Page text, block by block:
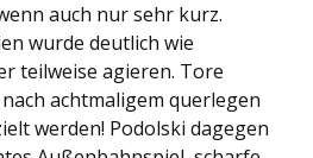
auch nur sehr kurz.
wurde deutlich wie
teilweise agieren. Tore
achtmaligem querlegen
werden! Podolski dagegen